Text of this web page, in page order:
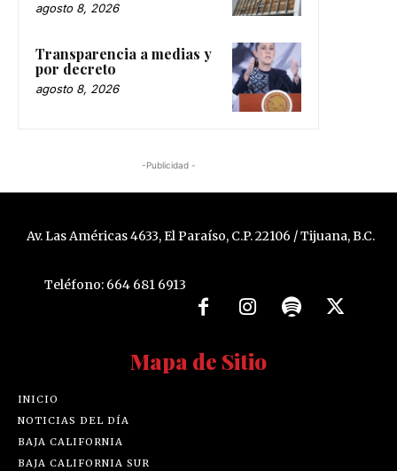
agosto 8, 2026
Transparencia a medias y
por decreto
agosto 8, 2026
-Publicidad -
Av. Las Américas 4633, El Paraíso, C.P. 22106 / Tijuana, B.C.
Teléfono: 664 681 6913
Mapa de Sitio
INICIO
NOTICIAS DEL DÍA
BAJA CALIFORNIA
BAJA CALIFORNIA SUR